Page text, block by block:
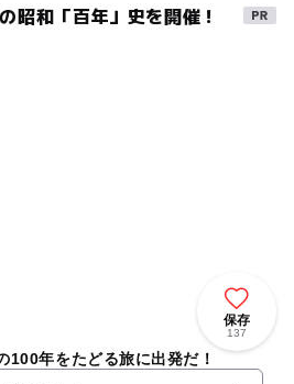
昭和「百年」史を開催！
保存
137
100年をたどる旅に出発だ！